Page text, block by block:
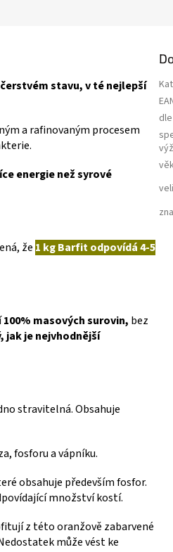
stavu, v té nejlepší
a rafinovaným procesem
energie než syrové
že 1 kg Barfit odpovídá 4-5
100% masových surovin, bez
jak je nejvhodnější
stravitelná. Obsahuje
fosforu a vápníku.
obsahuje především fosfor.
množství kostí.
z této oranžově zabarvené
může vést ke